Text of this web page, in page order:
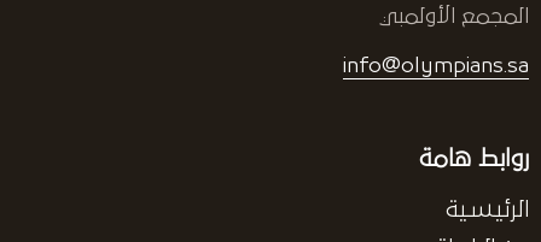
المجمع الأولمبي
info@olympians.sa
روابط هامة
الرئيسية